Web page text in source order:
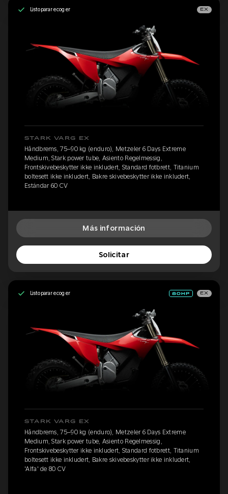
Listo para recoger EX
STARK VARG EX
Håndbrems, 75–90 kg (enduro), Metzeler 6 Days Extreme
Medium, Stark power tube, Asiento Regelmessig,
Frontskivebeskytter ikke inkludert, Standard fotbrett, Titanium
boltesett ikke inkludert, Bakre skivebeskytter ikke inkludert,
Estándar 60 CV
Más información
Solicitar
Listo para recoger EX
STARK VARG EX
Håndbrems, 75–90 kg (enduro), Metzeler 6 Days Extreme
Medium, Stark power tube, Asiento Regelmessig,
Frontskivebeskytter ikke inkludert, Standard fotbrett, Titanium
boltesett ikke inkludert, Bakre skivebeskytter ikke inkludert,
'Alfa' de 80 CV